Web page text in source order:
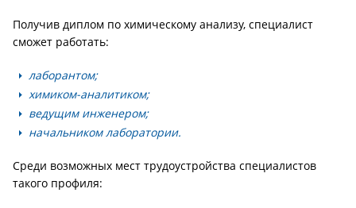
Получив диплом по химическому анализу, специалист
сможет работать:
лаборантом;
химиком-аналитиком;
ведущим инженером;
начальником лаборатории.
Среди возможных мест трудоустройства специалистов
такого профиля: